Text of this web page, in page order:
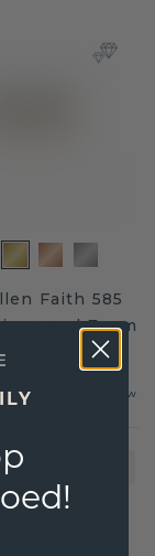
Faith 585
parel 7 mm
935,- Excl. Tax & BTW